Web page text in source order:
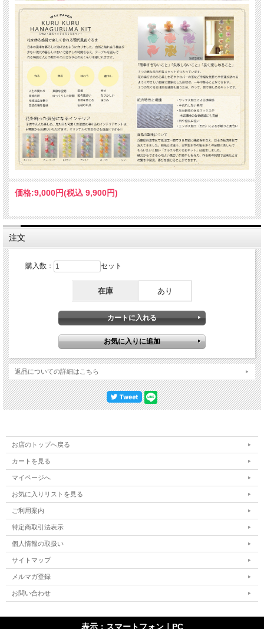
価格:9,000円(税込 9,900円)
注文
購入数： セット
在庫 あり
返品についての詳細はこちら
お店のトップへ戻る
カートを見る
マイページへ
お気に入りリストを見る
ご利用案内
特定商取引法表示
個人情報の取扱い
サイトマップ
メルマガ登録
お問い合わせ
表示：スマートフォン｜ PC